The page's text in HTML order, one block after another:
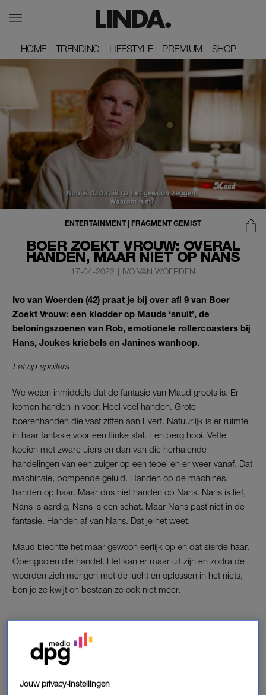
HOME
HOME TRENDING
TRENDING LIFESTYLE
LIFESTYLE PREMIUM
PREMIUM SHOP
SHOP
BOER ZOEKT VROUW: OVERAL
HANDEN, MAAR NIET OP NANS
ENTERTAINMENT | FRAGMENT GEMIST
17-04-2022 | IVO VAN WOERDEN
Ivo van Woerden (42) praat je bij over afl 9 van Boer
Zoekt Vrouw: een klodder op Mauds ‘snuit’, de
beloningszoenen van Rob, emotionele rollercoasters bij
Hans, Joukes kriebels en Janines wanhoop.
Let op spoilers
We weten inmiddels dat de fantasie van Maud groots is. Er
komen handen in voor. Heel veel handen. Grote
boerenhanden die vast zitten aan Evert. Natuurlijk is er ruimte
in haar fantasie voor een flinke stal. Een berg hooi. Vette
koeien met zware uiers en dan van die herhalende
handelingen van een zuiger op een tepel en er weer vanaf. Dat
machinale, pompende geluid. Handen op de machines,
handen op haar. Maar dus niet handen op Nans. Nans is lief,
Nans is aardig, Nans is een schat. Maar Nans past niet in de
fantasie. Handen af van Nans. Dat je het weet.
Maud biechtte het maar gewoon eerlijk op en dat sierde haar.
Opengooien die handel. Het kan er maar uit zijn en zodra de
woorden zich mengen met de lucht en oplossen in het niets,
ben je ze kwijt en bestaan ze ook niet meer.
Evert zou er een voorbeeld aan kunnen nemen. Want je ziet
aan alles dat er geen kwaad bij zit, dat hij het allemaal graag
praten over liedjes en hun diepere lagen, over wat de stilte met
Jouw privacy-instellingen